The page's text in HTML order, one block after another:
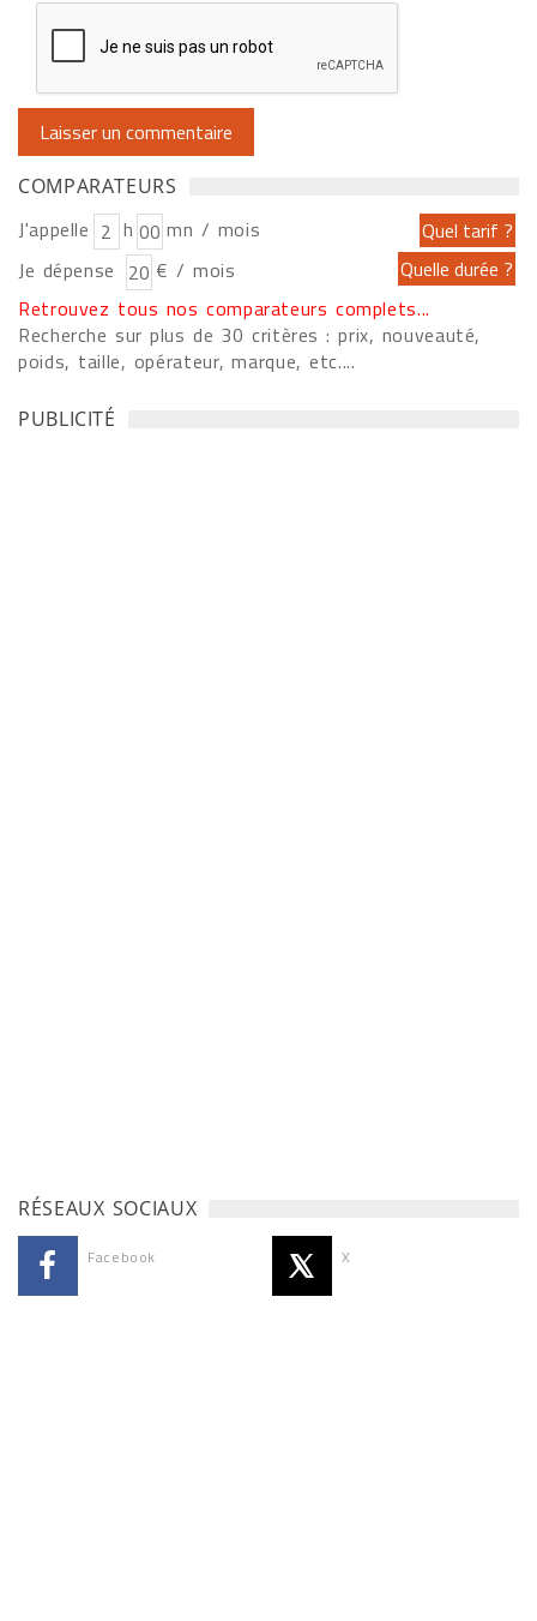
COMPARATEURS
J'appelle h
mn / mois
Je dépense
€ / mois
Retrouvez tous nos comparateurs complets...
Recherche sur plus de 30 critères : prix, nouveauté,
poids, taille, opérateur, marque, etc....
PUBLICITÉ
RÉSEAUX SOCIAUX
Facebook X